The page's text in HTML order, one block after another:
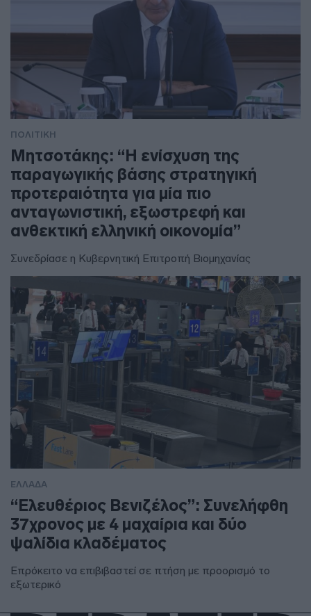
ΠΟΛΙΤΙΚΗ
Μητσοτάκης: “Η ενίσχυση της
παραγωγικής βάσης στρατηγική
προτεραιότητα για μία πιο
ανταγωνιστική, εξωστρεφή και
ανθεκτική ελληνική οικονομία”
Συνεδρίασε η Κυβερνητική Επιτροπή Βιομηχανίας
ΕΛΛΑΔΑ
“Ελευθέριος Βενιζέλος”: Συνελήφθη
37χρονος με 4 μαχαίρια και δύο
ψαλίδια κλαδέματος
Επρόκειτο να επιβιβαστεί σε πτήση με προορισμό το
εξωτερικό